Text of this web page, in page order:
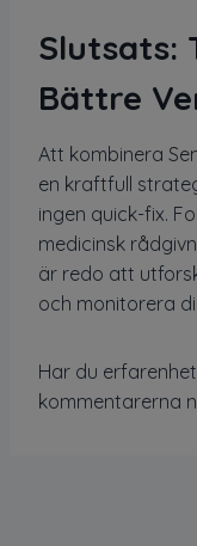
Slutsats:
Bättre
Att kombinera
en kraftfull
ingen quick-fix.
medicinsk
är redo att
och monitorera
Har du
kommentarerna